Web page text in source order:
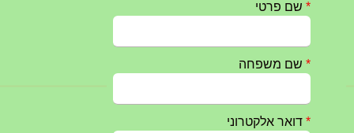
חרבות ברזל – הודעה 1 – 14.10.2023